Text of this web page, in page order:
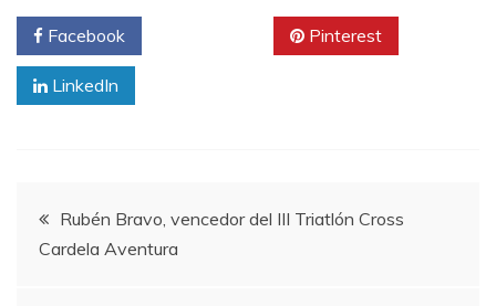
Facebook Pinterest
LinkedIn
Navegación
de
Rubén Bravo, vencedor del III Triatlón Cross
Cardela Aventura